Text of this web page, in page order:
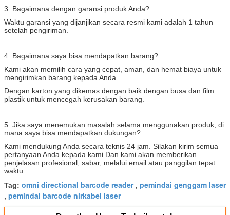
3. Bagaimana dengan garansi produk Anda?
Waktu garansi yang dijanjikan secara resmi kami adalah 1 tahun
setelah pengiriman.
4. Bagaimana saya bisa mendapatkan barang?
Kami akan memilih cara yang cepat, aman, dan hemat biaya untuk
mengirimkan barang kepada Anda.
Dengan karton yang dikemas dengan baik dengan busa dan film
plastik untuk mencegah kerusakan barang.
5. Jika saya menemukan masalah selama menggunakan produk, di
mana saya bisa mendapatkan dukungan?
Kami mendukung Anda secara teknis 24 jam. Silakan kirim semua
pertanyaan Anda kepada kami.Dan kami akan memberikan
penjelasan profesional, sabar, melalui email atau panggilan tepat
waktu.
Tag: omni directional barcode reader, pemindai genggam laser
, pemindai barcode nirkabel laser